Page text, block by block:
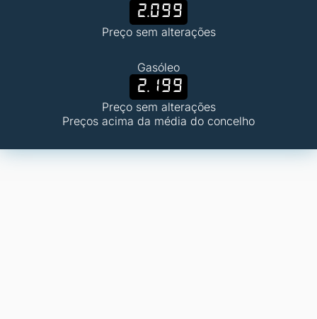
2.099
Preço sem alterações
Gasóleo
2.199
Preço sem alterações
Preços acima da média do concelho